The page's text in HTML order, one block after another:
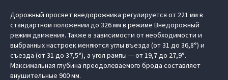
Дорожный просвет внедорожника регулируется от 221 мм в
стандартном положении до 326 мм в режиме Внедорожный
режим движения. Также в зависимости от необходимости и
выбранных настроек меняются углы въезда (от 31 до 36,8°) и
съезда (от 31 до 37,5°), а угол рампы — от 19,7 до 27,9°.
Максимальная глубина преодолеваемого брода составляет
внушительные 900 мм.